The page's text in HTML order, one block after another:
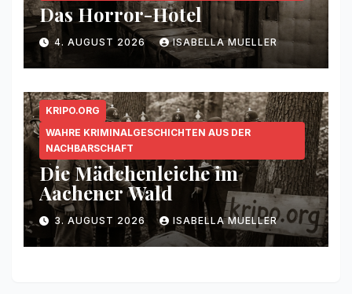
Das Horror-Hotel
4. AUGUST 2026 ISABELLA MUELLER
KRIPO.ORG
WAHRE KRIMINALGESCHICHTEN AUS DER
NACHBARSCHAFT
Die Mädchenleiche im
Aachener Wald
3. AUGUST 2026 ISABELLA MUELLER